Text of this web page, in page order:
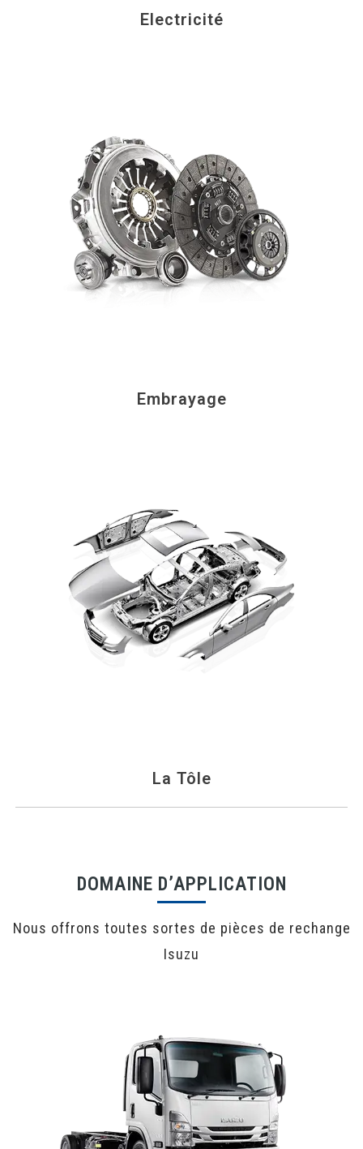
Electricité
Embrayage
La Tôle
DOMAINE D’APPLICATION
Nous offrons toutes sortes de pièces de rechange
Isuzu